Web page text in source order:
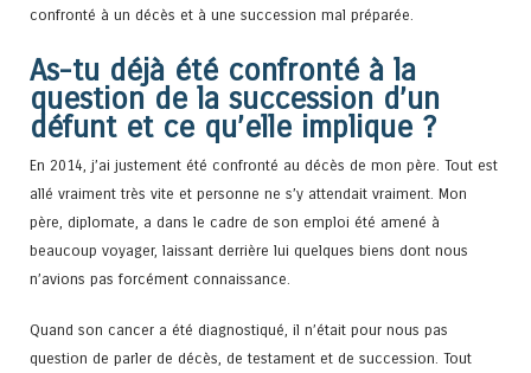
confronté à un décès et à une succession mal préparée.
As-tu déjà été confronté à la
question de la succession d’un
défunt et ce qu’elle implique ?
En 2014, j’ai justement été confronté au décès de mon père. Tout est
allé vraiment très vite et personne ne s’y attendait vraiment. Mon
père, diplomate, a dans le cadre de son emploi été amené à
beaucoup voyager, laissant derrière lui quelques biens dont nous
n’avions pas forcément connaissance.
Quand son cancer a été diagnostiqué, il n’était pour nous pas
question de parler de décès, de testament et de succession. Tout